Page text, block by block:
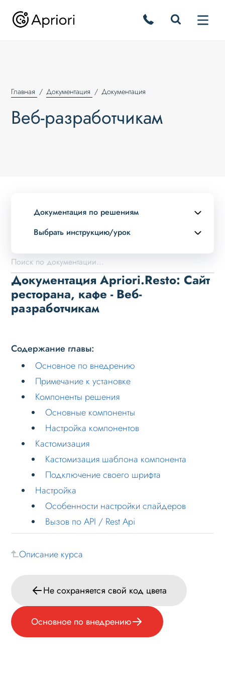
Главная Документация Документация
Веб-разработчикам
Документация по решениям
Выбрать инструкцию/урок
Описание курса
Возможности
Примеры страниц
Установка и обновление
Оформление контента
Слайдер
Мультирегиональность
Меню сайта
Блоки / секции сайта
Личный кабинет
SEO и оптимизация
Лендинги и посадочные страницы
Проблемы и решения
Основное по внедрению
Компоненты решения
Документация Apriori.Resto: Сайт
ресторана, кафе - Веб-
разработчикам
Содержание главы:
Основное по внедрению
Примечание к установке
Компоненты решения
Основные компоненты
Настройка компонентов
Кастомизация
Кастомизация шаблона компонента
Подключение своего шрифта
Настройка
Особенности настройки слайдеров
Вызов по API / Rest Api
Описание курса
Не сохраняется свой код цвета
Основное по внедрению